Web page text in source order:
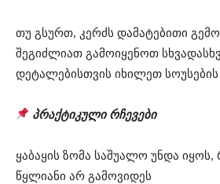
თუ გსურთ, კერძს დამატებითი
შეგიძლიათ გამოიყენოთ
დეტალებისთვის იხილეთ სოუსების
პრაქტიკული რჩევები
ყაბაყის ზომა საშუალო უნდა
წყლიანი არ გამოვიდეს